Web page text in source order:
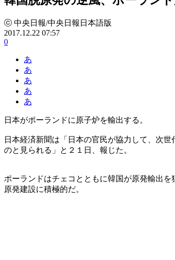
ⓒ 中央日報/中央日報日本語版
2017.12.22 07:57
0
あ
あ
あ
あ
あ
日本がポーランドに原子炉を輸出する。
日本経済新聞は「日本の官民が協力して、次
のと見られる」と２１日、報じた。
ポーランドはチェコとともに韓国が原発輸出
原発建設に積極的だ。